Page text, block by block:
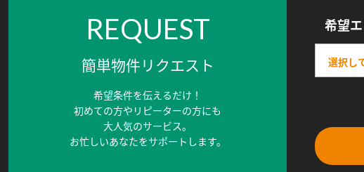
REQUEST
簡単物件リクエスト
希望条件を伝えるだけ！
初めての方やリピーターの方にも
大人気のサービス。
お忙しいあなたをサポートします。
希望